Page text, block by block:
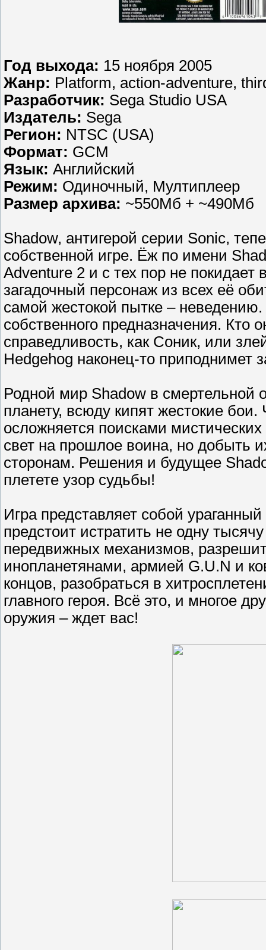
Год выхода: 15 ноября 2005
Жанр: Platform, action-adventure,
Разработчик: Sega Studio USA
Издатель: Sega
Регион: NTSC (USA)
Формат: GCM
Язык: Английский
Режим: Одиночный, Мултиплеер
Размер архива: ~550Мб + ~490Мб
Shadow, антигерой серии Sonic,
собственной игре. Ёж по имени
Adventure 2 и с тех пор не
загадочный персонаж из всех её
самой жестокой пытке –
собственного предназначения. Кто
справедливость, как Соник, или
Hedgehog наконец-то приподнимет
Родной мир Shadow в смертельной
планету, всюду кипят жестокие
осложняется поисками
свет на прошлое воина, но
сторонам. Решения и будущее
плетете узор судьбы!
Игра представляет собой
предстоит истратить не одну
передвижных механизмов,
инопланетянами, армией G.U.N и
концов, разобраться в
главного героя. Всё это, и многое
оружия – ждет вас!